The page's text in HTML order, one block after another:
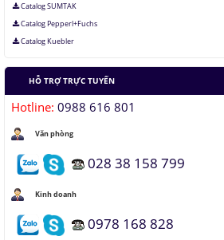
Catalog SUMTAK
Catalog Pepperl+Fuchs
Catalog Kuebler
HỖ TRỢ TRỰC TUYẾN
Hotline: 0988 616 801
Văn phòng
028 38 158 799
Kinh doanh
0978 168 828